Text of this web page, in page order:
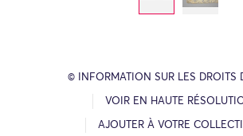
© INFORMATION SUR LES DROITS
VOIR EN HAUTE
AJOUTER À VOTRE